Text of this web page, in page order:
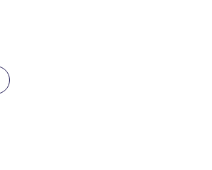
下一个 - 客房